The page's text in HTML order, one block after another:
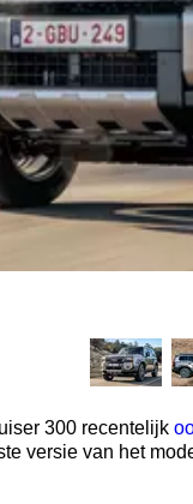
300 recentelijk
versie van het